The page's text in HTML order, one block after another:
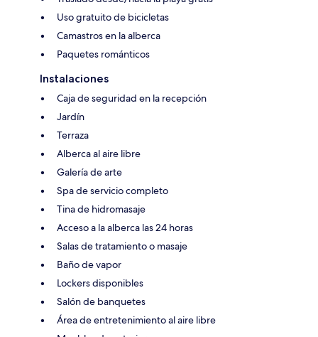
Uso gratuito de bicicletas
Camastros en la alberca
Paquetes románticos
Instalaciones
Caja de seguridad en la recepción
Jardín
Terraza
Alberca al aire libre
Galería de arte
Spa de servicio completo
Tina de hidromasaje
Acceso a la alberca las 24 horas
Salas de tratamiento o masaje
Baño de vapor
Lockers disponibles
Salón de banquetes
Área de entretenimiento al aire libre